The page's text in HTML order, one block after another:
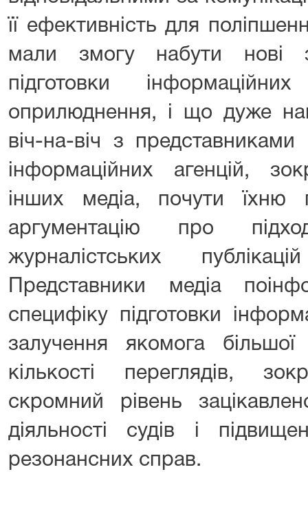
її ефективність для
мали змогу набути нові
підготовки
оприлюднення, і що дуже
віч-на-віч з представниками
інформаційних агенцій,
інших медіа, почути їхню
аргументацію про
журналістських
Представники медіа
специфіку підготовки
залучення якомога більшої
кількості переглядів,
скромний рівень
діяльності судів і
резонансних справ.